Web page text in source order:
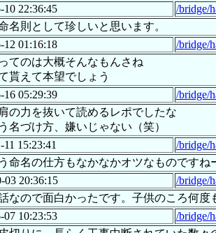
10 22:36:45
/bridge/
名則として珍しいと思います。
12 01:16:18
/bridge/
てのは大概そんなもんさね
貰えて本望でしょう
16 05:29:39
/bridge/
の力を抜いて読めるレポでしたな
名づけ方、嫌いじゃない（笑）
11 15:23:41
/bridge/
命名の仕方もなかなかオツなものですね
03 20:36:15
/bridge/
なので面白かったです。子供のころ何
07 10:23:53
/bridge/